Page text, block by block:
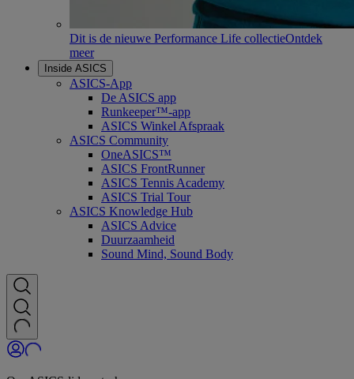
Dit is de nieuwe Performance Life collectieOntdek
meer
Inside ASICS
ASICS-App
De ASICS app
Runkeeper™-app
ASICS Winkel Afspraak
ASICS Community
OneASICS™
ASICS FrontRunner
ASICS Tennis Academy
ASICS Trial Tour
ASICS Knowledge Hub
ASICS Advice
Duurzaamheid
Sound Mind, Sound Body